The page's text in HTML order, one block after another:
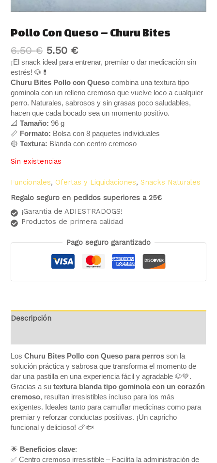
Pollo Con Queso – Churu Bites
6.50€ 5.50 €
¡El snack ideal para entrenar, premiar o dar medicación sin
estrés! 🐶💊
Churu Bites Pollo con Queso combina una textura tipo
gominola con un relleno cremoso que vuelve loco a cualquier
perro. Naturales, sabrosos y sin grasas poco saludables,
hacen que cada bocado sea un momento positivo.
📐Tamaño: 96 g
📏 Formato: Bolsa con 8 paquetes individuales
🟡Textura: Blanda con centro cremoso
Sin existencias
Funcionales, Ofertas y Liquidaciones,Snacks Naturales
Regalo seguro en pedidos superiores a 25€
¡Garantia de ADIESTRADOGS!
Productos de primera calidad
Pago seguro garantizado
Descripción
LosChuru Bites Pollo con Queso para perros son la
solución práctica y sabrosa que transforma el momento de
dar una pastilla en una experiencia fácil y agradable 🐶💚.
Gracias a su textura blanda tipo gominola con un corazón
cremoso, resultan irresistibles incluso para los más
exigentes. Ideales tanto para camuflar medicinas como para
premiar y reforzar conductas positivas. ¡Un capricho
funcional y delicioso! 🍗🐟
🌟 Beneficios clave:
✅ Centro cremoso irresistible – Facilita la administración de